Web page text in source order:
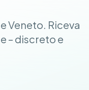
Veneto. Riceva
– discreto e